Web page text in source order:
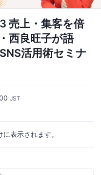
売上・集客を倍
西良旺子が語
活用術セミナ
JST
表示されます。